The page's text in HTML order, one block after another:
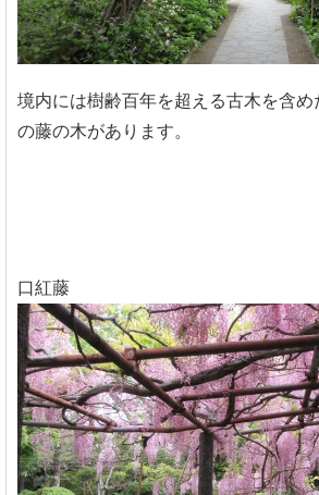
境内には樹齢百年を超える古木を含
の藤の木があります。
口紅藤